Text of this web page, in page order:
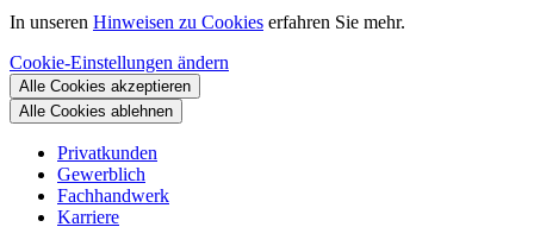
In unseren Hinweisen zu Cookies erfahren Sie mehr.
Cookie-Einstellungen ändern
Alle Cookies akzeptieren
Alle Cookies ablehnen
Privatkunden
Gewerblich
Fachhandwerk
Karriere